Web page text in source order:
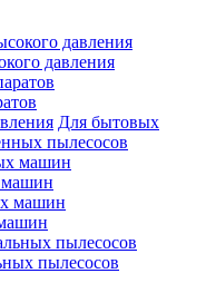
давления
Для бытовых
пылесосов
машин
пылесосов